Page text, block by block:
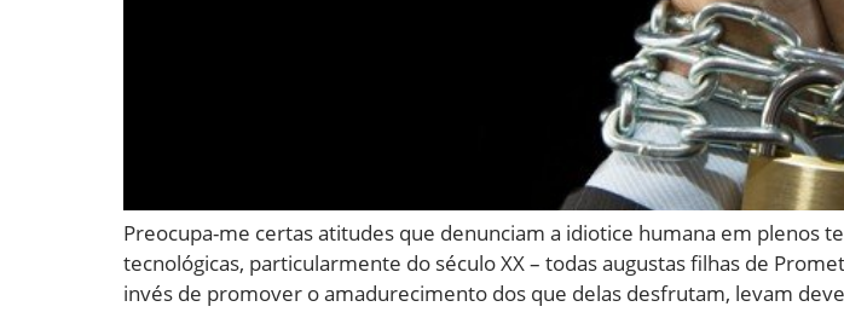
Preocupa-me certas atitudes que denunciam a idiotice humana em plenos
tecnológicas, particularmente do século XX – todas augustas filhas de
invés de promover o amadurecimento dos que delas desfrutam, levam